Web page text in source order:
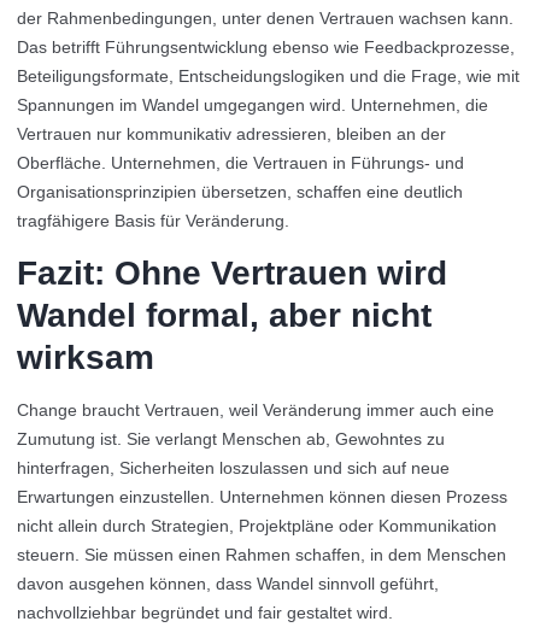
der Rahmenbedingungen, unter denen Vertrauen wachsen kann.
Das betrifft Führungsentwicklung ebenso wie Feedbackprozesse,
Beteiligungsformate, Entscheidungslogiken und die Frage, wie mit
Spannungen im Wandel umgegangen wird. Unternehmen, die
Vertrauen nur kommunikativ adressieren, bleiben an der
Oberfläche. Unternehmen, die Vertrauen in Führungs- und
Organisationsprinzipien übersetzen, schaffen eine deutlich
tragfähigere Basis für Veränderung.
Fazit: Ohne Vertrauen wird
Wandel formal, aber nicht
wirksam
Change braucht Vertrauen, weil Veränderung immer auch eine
Zumutung ist. Sie verlangt Menschen ab, Gewohntes zu
hinterfragen, Sicherheiten loszulassen und sich auf neue
Erwartungen einzustellen. Unternehmen können diesen Prozess
nicht allein durch Strategien, Projektpläne oder Kommunikation
steuern. Sie müssen einen Rahmen schaffen, in dem Menschen
davon ausgehen können, dass Wandel sinnvoll geführt,
nachvollziehbar begründet und fair gestaltet wird.